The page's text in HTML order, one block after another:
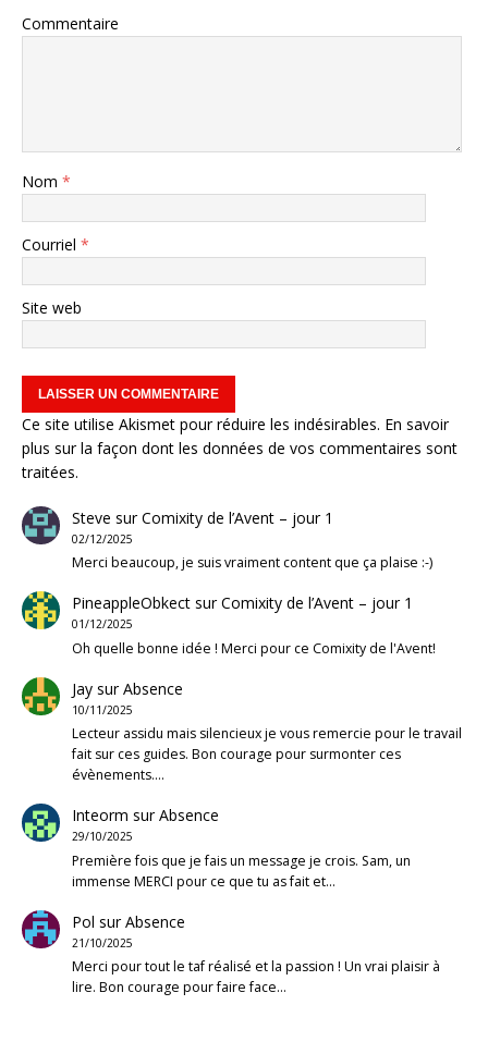
Commentaire
Nom *
Courriel *
Site web
Ce site utilise Akismet pour réduire les indésirables. En savoir
plus sur la façon dont les données de vos commentaires sont
traitées.
Steve surComixity de l’Avent – jour 1
02/12/2025
Merci beaucoup, je suis vraiment content que ça plaise :-)
PineappleObkectsurComixity de l’Avent – jour 1
01/12/2025
Oh quelle bonne idée ! Merci pour ce Comixity de l'Avent!
JaysurAbsence
10/11/2025
Lecteur assidu mais silencieux je vous remercie pour le travail
fait sur ces guides. Bon courage pour surmonter ces
évènements.…
Inteorm surAbsence
29/10/2025
Première fois que je fais un message je crois. Sam, un
immense MERCI pour ce que tu as fait et…
Pol surAbsence
21/10/2025
Merci pour tout le taf réalisé et la passion ! Un vrai plaisir à
lire. Bon courage pour faire face…